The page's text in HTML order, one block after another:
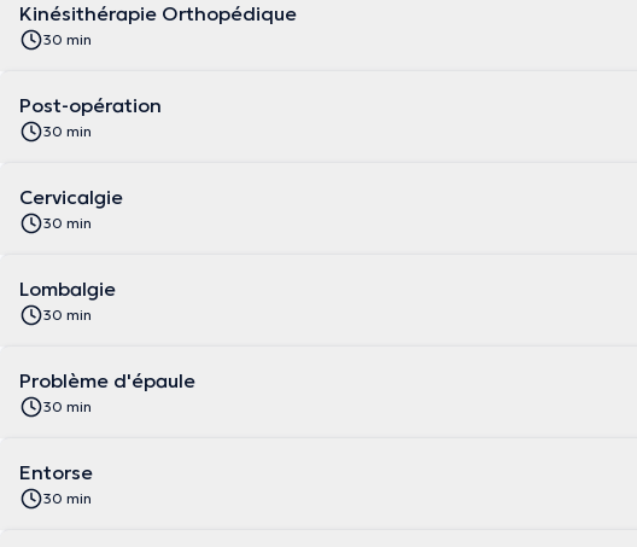
Kinésithérapie Orthopédique
30 min
Post-opération
30 min
Cervicalgie
30 min
Lombalgie
30 min
Problème d'épaule
30 min
Entorse
30 min